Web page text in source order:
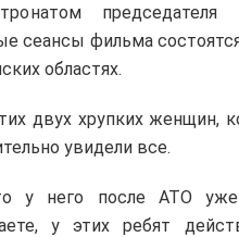
председателя
сеансы фильма
областях.
двух хрупких
увидели все.
у него после АТО
у этих ребят